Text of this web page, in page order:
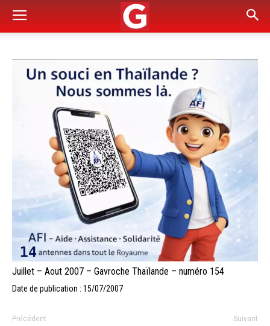
Juillet – Aout 2007 – Gavroche Thaïlande – numéro 154
Date de publication : 15/07/2007
Précédent Suivant